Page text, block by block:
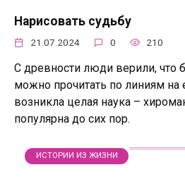
Нарисовать судьбу
21.07.2024 0 210
С древности люди верили, что
можно прочитать по линиям на
возникла целая наука –
популярна до сих пор.
ИСТОРИИ ИЗ ЖИЗНИ